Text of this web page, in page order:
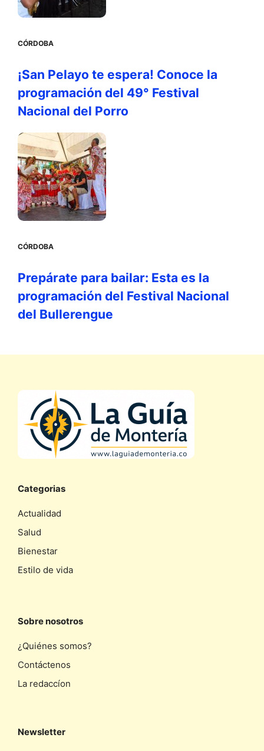
CÓRDOBA
¡San Pelayo te espera! Conoce la
programación del 49° Festival
Nacional del Porro
CÓRDOBA
Prepárate para bailar: Esta es la
programación del Festival Nacional
del Bullerengue
Categorias
Actualidad
Salud
Bienestar
Estilo de vida
Sobre nosotros
¿Quiénes somos?
Contáctenos
La redaccíon
Newsletter